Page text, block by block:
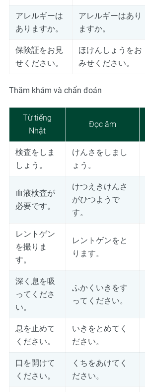
アレルギーは
ありますか。
アレルギーはあり
ますか。
保険証をお見
せください。
ほけんしょうをお
みせください。
Thăm khám và chẩn đoán
Từ tiếng
Nhật
Đọc âm
検査をしま
しょう。
けんさをしまし
ょう。
血液検査が
必要です。
けつえきけんさ
がひつようで
す。
レントゲン
を撮りま
す。
レントゲンをと
ります。
深く息を吸
ってくださ
い。
ふかくいきをす
ってください。
息を止めて
ください。
いきをとめてく
ださい。
口を開けて
ください。
くちをあけてく
ださい。